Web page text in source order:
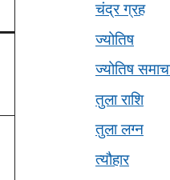
चंद्र ग्रह
ज्योतिष
ज्योतिष
तुला राशि
तुला लग्न
त्यौहार